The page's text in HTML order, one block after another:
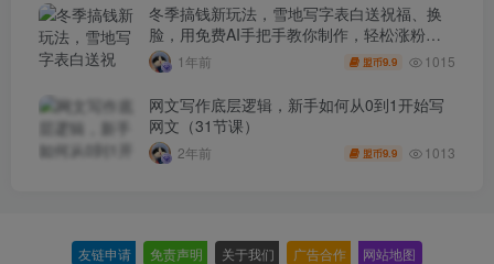
冬季搞钱新玩法，雪地写字表白送祝福、换
脸，用免费AI手把手教你制作，轻松涨粉
3.5w，接单到手软
1年前 盟币9.9 1015
网文写作底层逻辑，新手如何从0到1开始写
网文（31节课）
2年前 盟币9.9 1013
友链申请 免责声明 关于我们 广告合作 网站地图